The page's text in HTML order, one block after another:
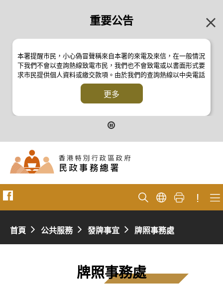
重要公告
本署提醒市民，小心偽冒聲稱來自本署的來電及來信，在一般情況
下我們不會以查詢熱線致電市民，我們也不會致電或以書面形式要
求市民提供個人資料或繳交款項。由於我們的查詢熱線以中央電話
系統操作，本署的來電不會顯示電話號碼 2835 2500 。如有疑
問，應與本署職員核實或向警方反詐騙協調中心
詢熱線 18222 查詢。詳情請瀏覽以下新聞公報：
二零一九年七月二〸六日的新聞公報
二零一七年四月二〸八日的新聞公報
二零一七年四月五日的新聞公報
更多
!
首頁 公共服務 發牌事宜 牌照事務處
牌照事務處